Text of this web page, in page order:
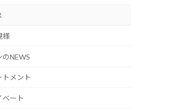
様
のNEWS
トメント
ベート